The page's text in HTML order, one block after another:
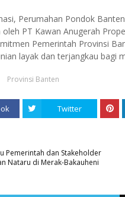
Perumahan Pondok
oleh PT Kawan Anugerah
Pemerintah Provinsi
layak dan terjangkau bagi
Provinsi Banten
Twitter
Pemerintah dan Stakeholder
Nataru di Merak-Bakauheni